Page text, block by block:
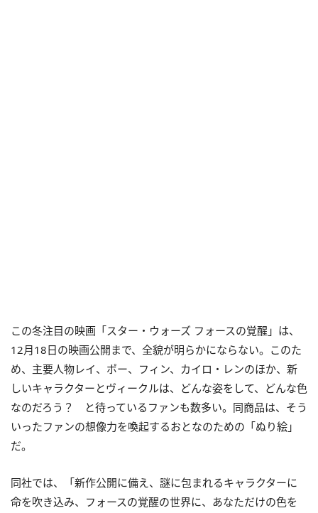
この冬注目の映画「スター・ウォーズ フォースの覚醒」は、
12月18日の映画公開まで、全貌が明らかにならない。このた
め、主要人物レイ、ポー、フィン、カイロ・レンのほか、新
しいキャラクターとヴィークルは、どんな姿をして、どんな色
なのだろう？ と待っているファンも数多い。同商品は、そう
いったファンの想像力を喚起するおとなのための「ぬり絵」
だ。
同社では、「新作公開に備え、謎に包まれるキャラクターに
命を吹き込み、フォースの覚醒の世界に、あなただけの色を